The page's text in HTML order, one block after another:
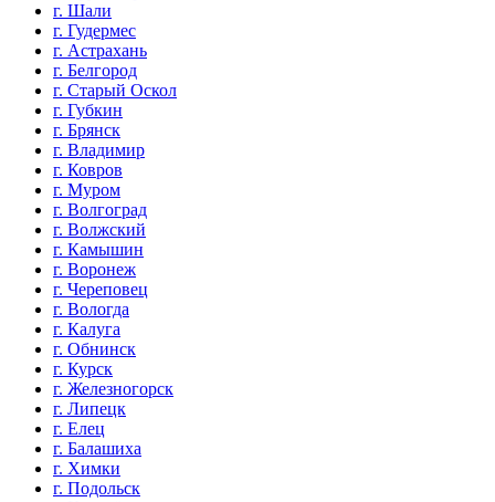
г. Шали
г. Гудермес
г. Астрахань
г. Белгород
г. Старый Оскол
г. Губкин
г. Брянск
г. Владимир
г. Ковров
г. Муром
г. Волгоград
г. Волжский
г. Камышин
г. Воронеж
г. Череповец
г. Вологда
г. Калуга
г. Обнинск
г. Курск
г. Железногорск
г. Липецк
г. Елец
г. Балашиха
г. Химки
г. Подольск